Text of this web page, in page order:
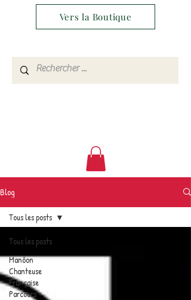
Vers la Boutique
Blog
Tous les posts
Manôon
Chanteuse
Française
Parcours
Tous les posts